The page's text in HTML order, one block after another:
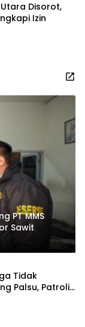
Disorot,
Izin
PT MMS
Sawit
Tidak
Palsu, Patroli